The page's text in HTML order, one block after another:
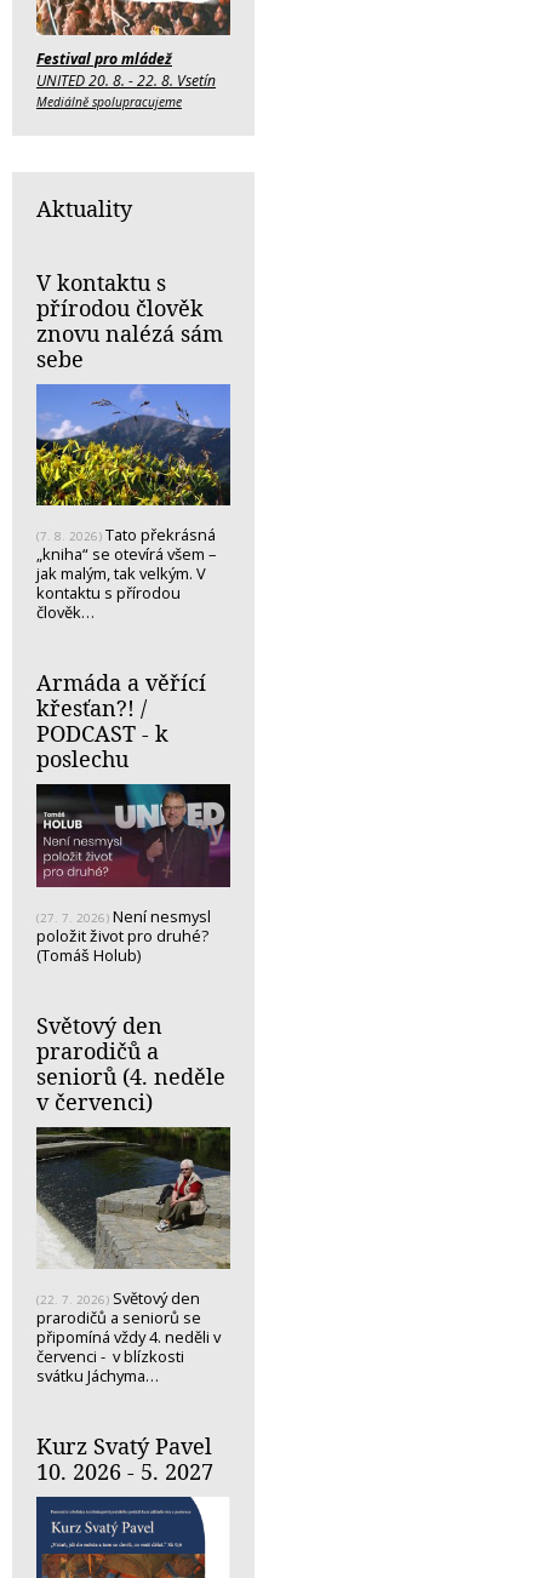
Festival pro mládež
UNITED 20. 8. - 22. 8. Vsetín
Mediálně spolupracujeme
Aktuality
V kontaktu s
přírodou člověk
znovu nalézá sám
sebe
(7. 8. 2026) Tato překrásná
„kniha“ se otevírá všem –
jak malým, tak velkým. V
kontaktu s přírodou
člověk…
Armáda a věřící
křesťan?! /
PODCAST - k
poslechu
(27. 7. 2026) Není nesmysl
položit život pro druhé?
(Tomáš Holub)
Světový den
prarodičů a
seniorů (4. neděle
v červenci)
(22. 7. 2026) Světový den
prarodičů a seniorů se
připomíná vždy 4. neděli v
červenci - v blízkosti
svátku Jáchyma…
Kurz Svatý Pavel
10. 2026 - 5. 2027